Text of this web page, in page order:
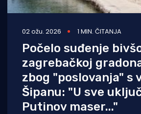
02 ožu. 2026 1 MIN. ČITANJA
Počelo suđenje
zagrebačkoj
zbog "poslovanja" s
Šipanu: "U sve
Putinov maser..."